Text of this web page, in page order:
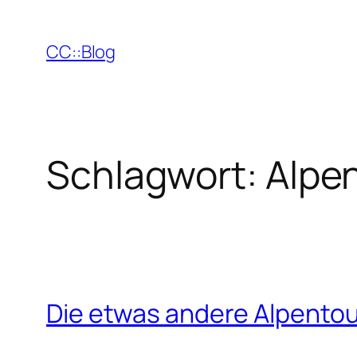
Inhalt
springen
CC::Blog
Schlagwort:
Die etwas andere